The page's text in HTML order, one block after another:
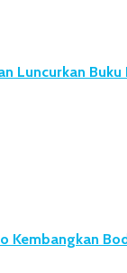
Luncurkan
Kembangkan